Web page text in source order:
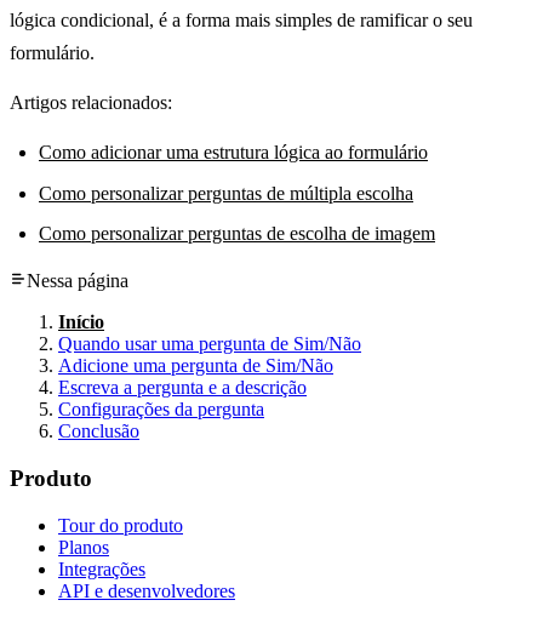
lógica condicional, é a forma mais simples de ramificar o seu
formulário.
Artigos relacionados:
Como adicionar uma estrutura lógica ao formulário
Como personalizar perguntas de múltipla escolha
Como personalizar perguntas de escolha de imagem
Nessa página
Início
Quando usar uma pergunta de Sim/Não
Adicione uma pergunta de Sim/Não
Escreva a pergunta e a descrição
Configurações da pergunta
Conclusão
Produto
Tour do produto
Planos
Integrações
API e desenvolvedores